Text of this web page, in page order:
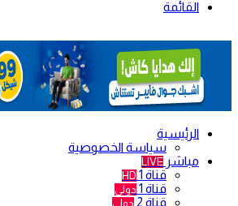
القائمة
الرئيسية
سياسة الخصوصية
مباشر LIVE
قناة 1 HD
قناة 1 دولي
قناة 2 دولي